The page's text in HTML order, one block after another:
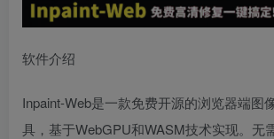
软件介绍
Inpaint-Web是一款免费开源的浏览器端图
具，基于WebGPU和WASM技术实现。无